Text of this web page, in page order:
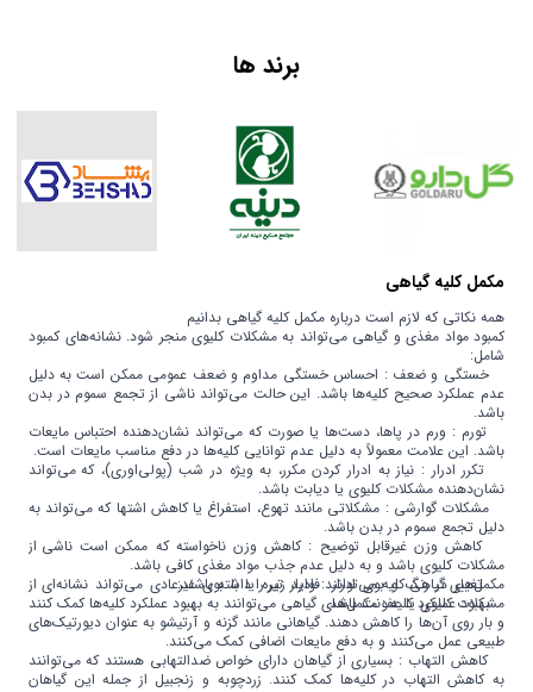
برند ها
مکمل کلیه گیاهی
همه نکاتی که لازم است درباره مکمل کلیه گیاهی بدانیم
کمبود مواد مغذی و گیاهی می‌تواند به مشکلات کلیوی منجر شود. نشانه‌های کمبود
شامل:
خستگی و ضعف : احساس خستگی مداوم و ضعف عمومی ممکن است به دلیل
عدم عملکرد صحیح کلیه‌ها باشد. این حالت می‌تواند ناشی از تجمع سموم در بدن
باشد.
تورم : ورم در پاها، دست‌ها یا صورت که می‌تواند نشان‌دهنده احتباس مایعات
باشد. این علامت معمولاً به دلیل عدم توانایی کلیه‌ها در دفع مناسب مایعات است.
تکرر ادرار : نیاز به ادرار کردن مکرر، به ویژه در شب (پولی‌اوری)، که می‌تواند
نشان‌دهنده مشکلات کلیوی یا دیابت باشد.
مشکلات گوارشی : مشکلاتی مانند تهوع، استفراغ یا کاهش اشتها که می‌تواند به
دلیل تجمع سموم در بدن باشد.
کاهش وزن غیرقابل توضیح : کاهش وزن ناخواسته که ممکن است ناشی از
مشکلات کلیوی باشد و به دلیل عدم جذب مواد مغذی کافی باشد.
تغییر در رنگ و بوی ادرار : ادرار تیره یا با بوی غیرعادی می‌تواند نشانه‌ای از
مشکلات کلیوی یا عفونت باشد.
مکمل‌های گیاهی کلیه می‌توانند فواید زیر را داشته باشند:
بهبود عملکرد کلیه : مکمل‌های گیاهی می‌توانند به بهبود عملکرد کلیه‌ها کمک کنند
و بار روی آن‌ها را کاهش دهند. گیاهانی مانند گزنه و آرتیشو به عنوان دیورتیک‌های
طبیعی عمل می‌کنند و به دفع مایعات اضافی کمک می‌کنند.
کاهش التهاب : بسیاری از گیاهان دارای خواص ضدالتهابی هستند که می‌توانند
به کاهش التهاب در کلیه‌ها کمک کنند. زردچوبه و زنجبیل از جمله این گیاهان